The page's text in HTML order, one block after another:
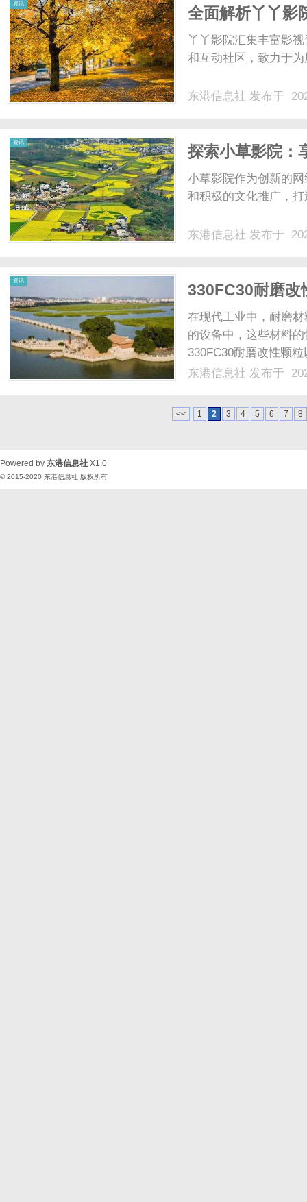
资讯
全面解析丫丫影
丫丫影院汇集丰富影
和互动社区，致力于
东港信息社 发布于
资讯
探索小草影院：
小草影院作为创新的
和积极的文化推广，
东港信息社 发布于
资讯
330FC30耐磨改
在现代工业中，耐磨
的设备中，这些材料
330FC30耐磨改性颗
性，正在成为各大制
330FC30耐磨改性颗
东港信息社 发布于
<< 1 2 3 4 5 6 7 8
Powered by 东港信息社 X1.0
© 2015-2020 东港信息社 版权所有